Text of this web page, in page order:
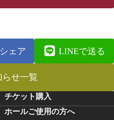
シェア LINEで送る
らせ一覧
チケット購入
ホールご使用の方へ